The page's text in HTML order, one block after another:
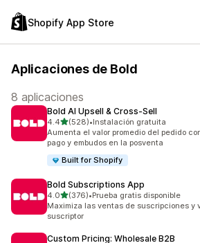
Shopify App Store
Aplicaciones de Bold
8 aplicaciones
Bold AI Upsell & Cross‑Sell
4.4de 5 estrellas
(528)
528 reseñas en total
•Instalación gratuita
Aumenta el valor promedio del pedido
pago y embudos en la posventa
Built for Shopify
Bold Subscriptions App
4.0de 5 estrellas
(376)
376 reseñas en total
•Prueba gratis disponible
Maximiza las ventas de suscripciones y
suscriptor
Custom Pricing: Wholesale B2B